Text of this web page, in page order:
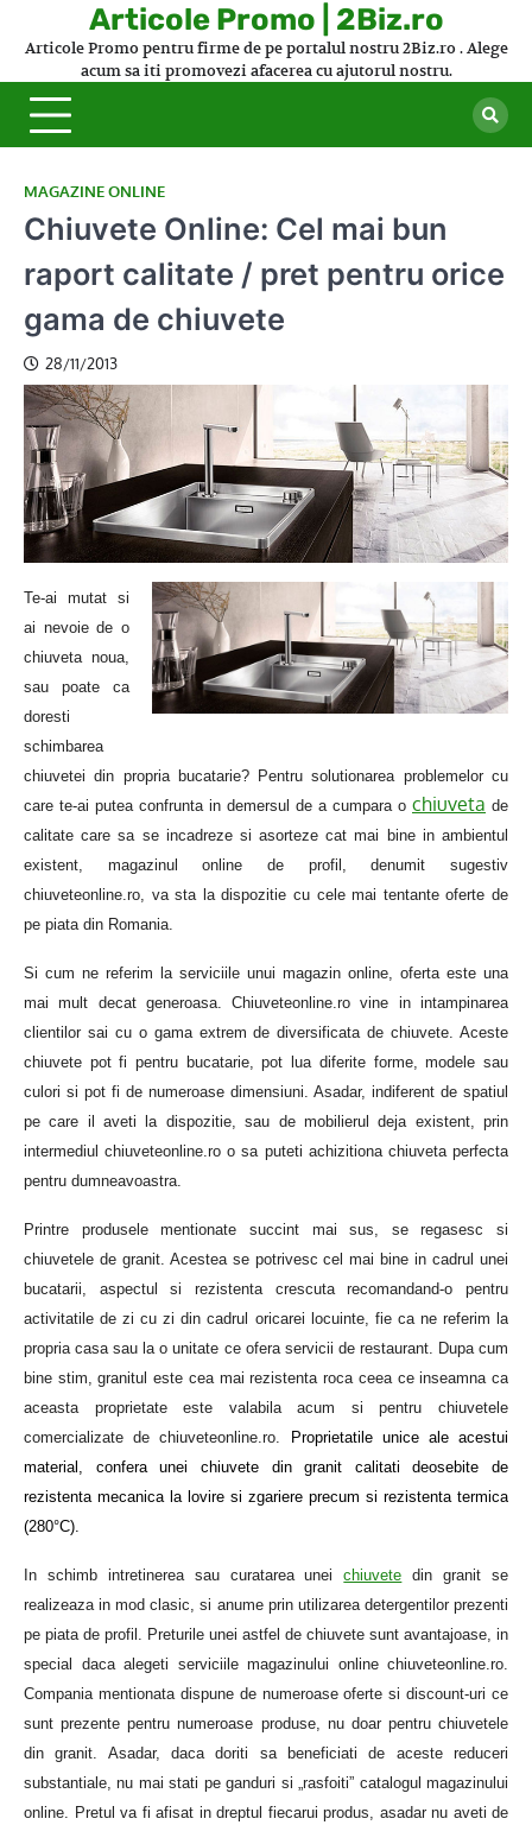
Articole Promo | 2Biz.ro
Articole Promo pentru firme de pe portalul nostru 2Biz.ro . Alege
acum sa iti promovezi afacerea cu ajutorul nostru.
MAGAZINE ONLINE
Chiuvete Online: Cel mai bun
raport calitate / pret pentru orice
gama de chiuvete
28/11/2013
Te-ai mutat si
ai nevoie de o
chiuveta noua,
sau poate ca
doresti
schimbarea
chiuvetei din propria bucatarie? Pentru solutionarea problemelor cu
care te-ai putea confrunta in demersul de a cumpara o chiuveta de
calitate care sa se incadreze si asorteze cat mai bine in ambientul
existent, magazinul online de profil, denumit sugestiv
chiuveteonline.ro, va sta la dispozitie cu cele mai tentante oferte de
pe piata din Romania.
Si cum ne referim la serviciile unui magazin online, oferta este una
mai mult decat generoasa. Chiuveteonline.ro vine in intampinarea
clientilor sai cu o gama extrem de diversificata de chiuvete. Aceste
chiuvete pot fi pentru bucatarie, pot lua diferite forme, modele sau
culori si pot fi de numeroase dimensiuni. Asadar, indiferent de spatiul
pe care il aveti la dispozitie, sau de mobilierul deja existent, prin
intermediul chiuveteonline.ro o sa puteti achizitiona chiuveta perfecta
pentru dumneavoastra.
Printre produsele mentionate succint mai sus, se regasesc si
chiuvetele de granit. Acestea se potrivesc cel mai bine in cadrul unei
bucatarii, aspectul si rezistenta crescuta recomandand-o pentru
activitatile de zi cu zi din cadrul oricarei locuinte, fie ca ne referim la
propria casa sau la o unitate ce ofera servicii de restaurant. Dupa cum
bine stim, granitul este cea mai rezistenta roca ceea ce inseamna ca
aceasta proprietate este valabila acum si pentru chiuvetele
comercializate de chiuveteonline.ro.
Proprietatile unice ale acestui
material, confera unei chiuvete din granit calitati deosebite de
rezistenta mecanica la lovire si zgariere precum si rezistenta termica
(280°C).
In schimb intretinerea sau curatarea uneichiuvete din granit se
realizeaza in mod clasic, si anume prin utilizarea detergentilor prezenti
pe piata de profil. Preturile unei astfel de chiuvete sunt avantajoase, in
special daca alegeti serviciile magazinului online chiuveteonline.ro.
Compania mentionata dispune de numeroase oferte si discount-uri ce
sunt prezente pentru numeroase produse, nu doar pentru chiuvetele
din granit. Asadar, daca doriti sa beneficiati de aceste reduceri
substantiale, nu mai stati pe ganduri si „rasfoiti” catalogul magazinului
online. Pretul va fi afisat in dreptul fiecarui produs, asadar nu aveti de